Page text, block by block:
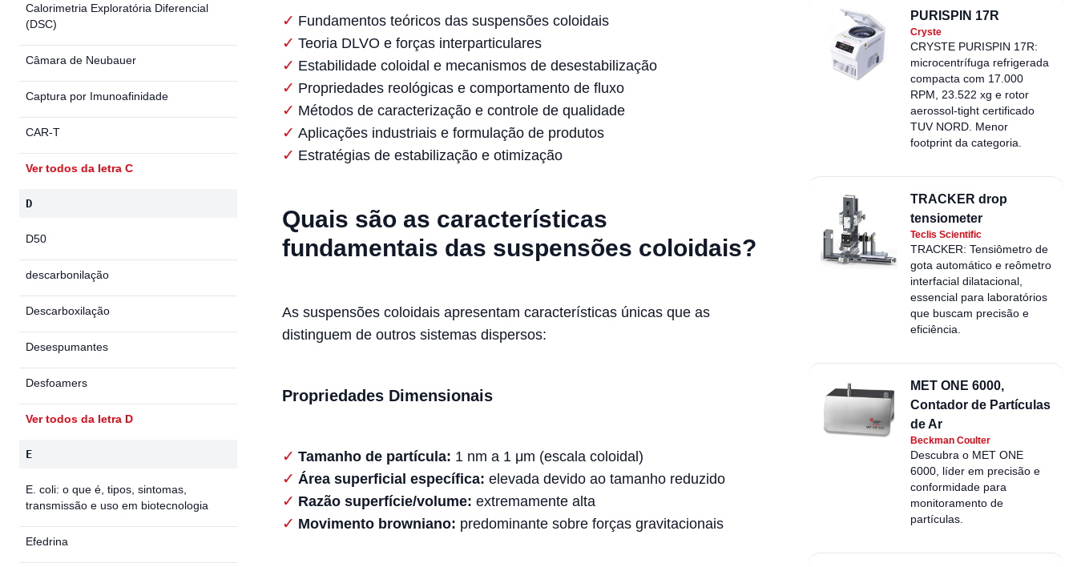
Fundamentos teóricos das suspensões coloidais
Teoria DLVO e forças interparticulares
Estabilidade coloidal e mecanismos de desestabilização
Propriedades reológicas e comportamento de fluxo
Métodos de caracterização e controle de qualidade
Aplicações industriais e formulação de produtos
Estratégias de estabilização e otimização
Quais são as características
fundamentais das suspensões coloidais?
As suspensões coloidais apresentam características únicas que as
distinguem de outros sistemas dispersos:
Propriedades Dimensionais
Tamanho de partícula: 1 nm a 1 μm (escala coloidal)
Área superficial específica: elevada devido ao tamanho reduzido
Razão superfície/volume: extremamente alta
Movimento browniano: predominante sobre forças gravitacionais
Calorimetria Exploratória Diferencial
(DSC)
Câmara de Neubauer
Captura por Imunoafinidade
CAR-T
Ver todos da letra C
D
D50
descarbonilação
Descarboxilação
Desespumantes
Desfoamers
Ver todos da letra D
E
E. coli: o que é, tipos, sintomas,
transmissão e uso em biotecnologia
Efedrina
PURISPIN 17R
Cryste
CRYSTE PURISPIN 17R:
microcentrífuga refrigerada
compacta com 17.000
RPM, 23.522 xg e rotor
aerossol-tight certificado
TUV NORD. Menor
footprint da categoria.
TRACKER drop
tensiometer
Teclis Scientific
TRACKER: Tensiômetro de
gota automático e reômetro
interfacial dilatacional,
essencial para laboratórios
que buscam precisão e
eficiência.
MET ONE 6000,
Contador de Partículas
de Ar
Beckman Coulter
Descubra o MET ONE
6000, líder em precisão e
conformidade para
monitoramento de
partículas.